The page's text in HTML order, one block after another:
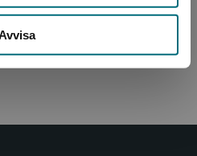
Avvisa